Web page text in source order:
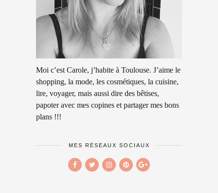
Moi c’est Carole, j’habite à Toulouse. J’aime le
shopping, la mode, les cosmétiques, la cuisine,
lire, voyager, mais aussi dire des bêtises,
papoter avec mes copines et partager mes bons
plans !!!
MES RÉSEAUX SOCIAUX